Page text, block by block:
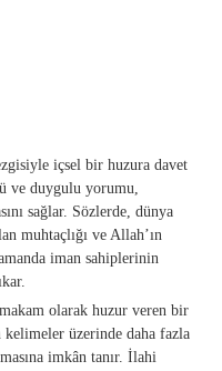
içsel bir huzura davet
ve duygulu yorumu,
sağlar. Sözlerde, dünya
muhtaçlığı ve Allah’ın
iman sahiplerinin
olarak huzur veren bir
üzerinde daha fazla
imkân tanır. İlahi